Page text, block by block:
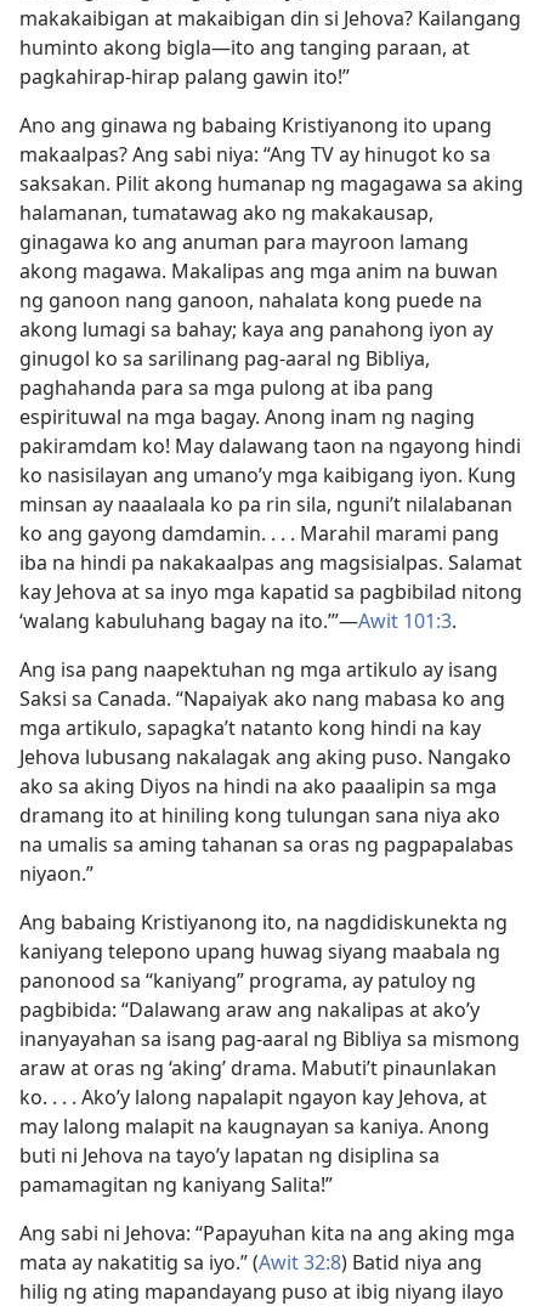
makakaibigan at makaibigan din si Jehova? Kailangang
huminto akong bigla—ito ang tanging paraan, at
pagkahirap-hirap palang gawin ito!”
Ano ang ginawa ng babaing Kristiyanong ito upang
makaalpas? Ang sabi niya: “Ang TV ay hinugot ko sa
saksakan. Pilit akong humanap ng magagawa sa aking
halamanan, tumatawag ako ng makakausap,
ginagawa ko ang anuman para mayroon lamang
akong magawa. Makalipas ang mga anim na buwan
ng ganoon nang ganoon, nahalata kong puede na
akong lumagi sa bahay; kaya ang panahong iyon ay
ginugol ko sa sarilinang pag-aaral ng Bibliya,
paghahanda para sa mga pulong at iba pang
espirituwal na mga bagay. Anong inam ng naging
pakiramdam ko! May dalawang taon na ngayong hindi
ko nasisilayan ang umano’y mga kaibigang iyon. Kung
minsan ay naaalaala ko pa rin sila, nguni’t nilalabanan
ko ang gayong damdamin. . . . Marahil marami pang
iba na hindi pa nakakaalpas ang magsisialpas. Salamat
kay Jehova at sa inyo mga kapatid sa pagbibilad nitong
‘walang kabuluhang bagay na ito.’”—Awit 101:3.
Ang isa pang naapektuhan ng mga artikulo ay isang
Saksi sa Canada. “Napaiyak ako nang mabasa ko ang
mga artikulo, sapagka’t natanto kong hindi na kay
Jehova lubusang nakalagak ang aking puso. Nangako
ako sa aking Diyos na hindi na ako paaalipin sa mga
dramang ito at hiniling kong tulungan sana niya ako
na umalis sa aming tahanan sa oras ng pagpapalabas
niyaon.”
Ang babaing Kristiyanong ito, na nagdidiskunekta ng
kaniyang telepono upang huwag siyang maabala ng
panonood sa “kaniyang” programa, ay patuloy ng
pagbibida: “Dalawang araw ang nakalipas at ako’y
inanyayahan sa isang pag-aaral ng Bibliya sa mismong
araw at oras ng ‘aking’ drama. Mabuti’t pinaunlakan
ko. . . . Ako’y lalong napalapit ngayon kay Jehova, at
may lalong malapit na kaugnayan sa kaniya. Anong
buti ni Jehova na tayo’y lapatan ng disiplina sa
pamamagitan ng kaniyang Salita!”
Ang sabi ni Jehova: “Papayuhan kita na ang aking mga
mata ay nakatitig sa iyo.” (Awit 32:8) Batid niya ang
hilig ng ating mapandayang puso at ibig niyang ilayo